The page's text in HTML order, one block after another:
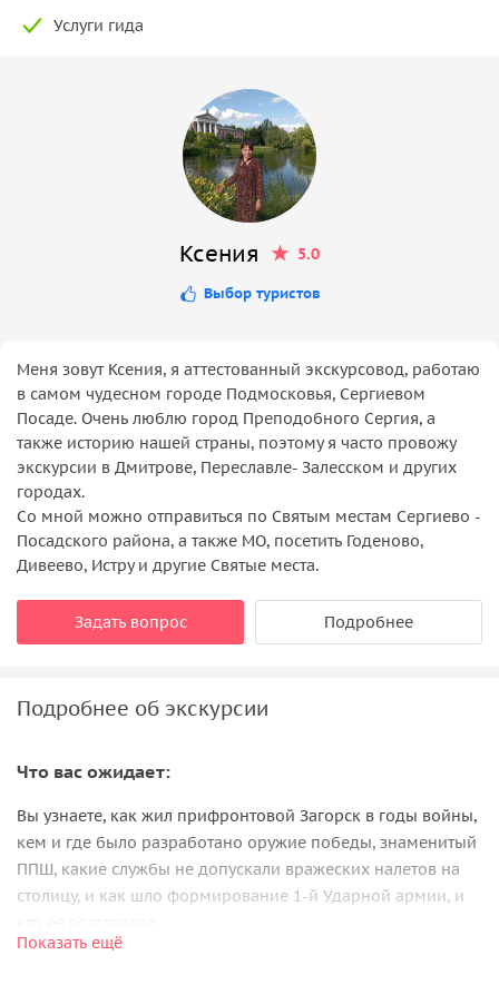
Услуги гида
Ксения 5.0
Выбор туристов
Меня зовут Ксения, я аттестованный экскурсовод, работаю
в самом чудесном городе Подмосковья, Сергиевом
Посаде. Очень люблю город Преподобного Сергия, а
также историю нашей страны, поэтому я часто провожу
экскурсии в Дмитрове, Переславле- Залесском и других
городах.
Со мной можно отправиться по Святым местам Сергиево -
Посадского района, а также МО, посетить Годеново,
Дивеево, Истру и другие Святые места.
Задать вопрос Подробнее
Подробнее об экскурсии
Что вас ожидает:
Вы узнаете, как жил прифронтовой Загорск в годы войны,
кем и где было разработано оружие победы, знаменитый
ППШ, какие службы не допускали вражеских налетов на
столицу, и как шло формирование 1-й Ударной армии, и
Показать ещё